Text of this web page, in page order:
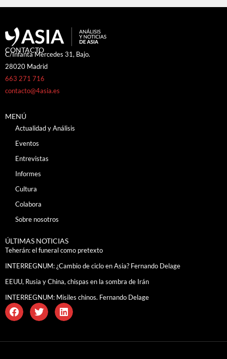
CONTACTO
C/Infanta Mercedes 31, Bajo.
28020 Madrid
663 271 716
contacto@4asia.es
MENÚ
Actualidad y Análisis
Eventos
Entrevistas
Informes
Cultura
Colabora
Sobre nosotros
ÚLTIMAS NOTICIAS
Teherán: el funeral como pretexto
INTERREGNUM: ¿Cambio de ciclo en Asia? Fernando Delage
EEUU, Rusia y China, chispas en la sombra de Irán
INTERREGNUM: Misiles chinos. Fernando Delage